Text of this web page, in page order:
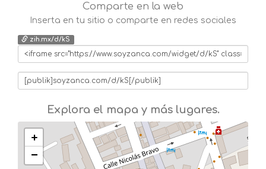
Comparte en la web
Inserta en tu sitio o comparte en redes sociales
zih.mx/d/kS
Explora el mapa y más lugares.
+
−